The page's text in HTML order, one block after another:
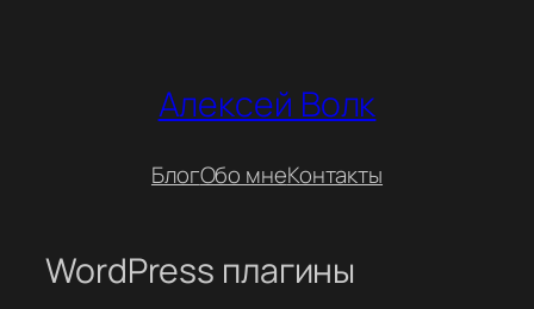
Алексей Волк
БлогОбо мнеКонтакты
WordPress плагины